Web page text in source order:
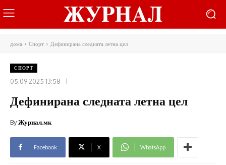
дома Спорт Дефинирана следната летна цел
СПОРТ
05.09.2025 13:58
Дефинирана следната летна цел
ByЖурнал.мк
Facebook X WhatsApp